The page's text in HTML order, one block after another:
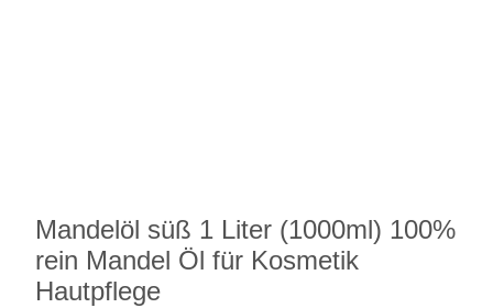
Mandelöl süß 1 Liter (1000ml) 100%
rein Mandel Öl für Kosmetik
Hautpflege